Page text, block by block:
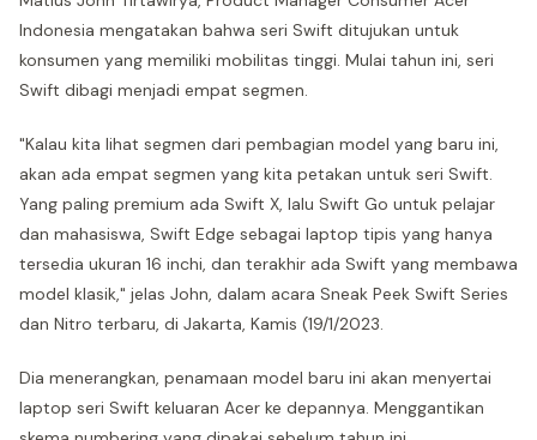
Indonesia mengatakan bahwa seri Swift ditujukan untuk
konsumen yang memiliki mobilitas tinggi. Mulai tahun ini, seri
Swift dibagi menjadi empat segmen.
"Kalau kita lihat segmen dari pembagian model yang baru ini,
akan ada empat segmen yang kita petakan untuk seri Swift.
Yang paling premium ada Swift X, lalu Swift Go untuk pelajar
dan mahasiswa, Swift Edge sebagai laptop tipis yang hanya
tersedia ukuran 16 inchi, dan terakhir ada Swift yang membawa
model klasik," jelas John, dalam acara Sneak Peek Swift Series
dan Nitro terbaru, di Jakarta, Kamis (19/1/2023.
Dia menerangkan, penamaan model baru ini akan menyertai
laptop seri Swift keluaran Acer ke depannya. Menggantikan